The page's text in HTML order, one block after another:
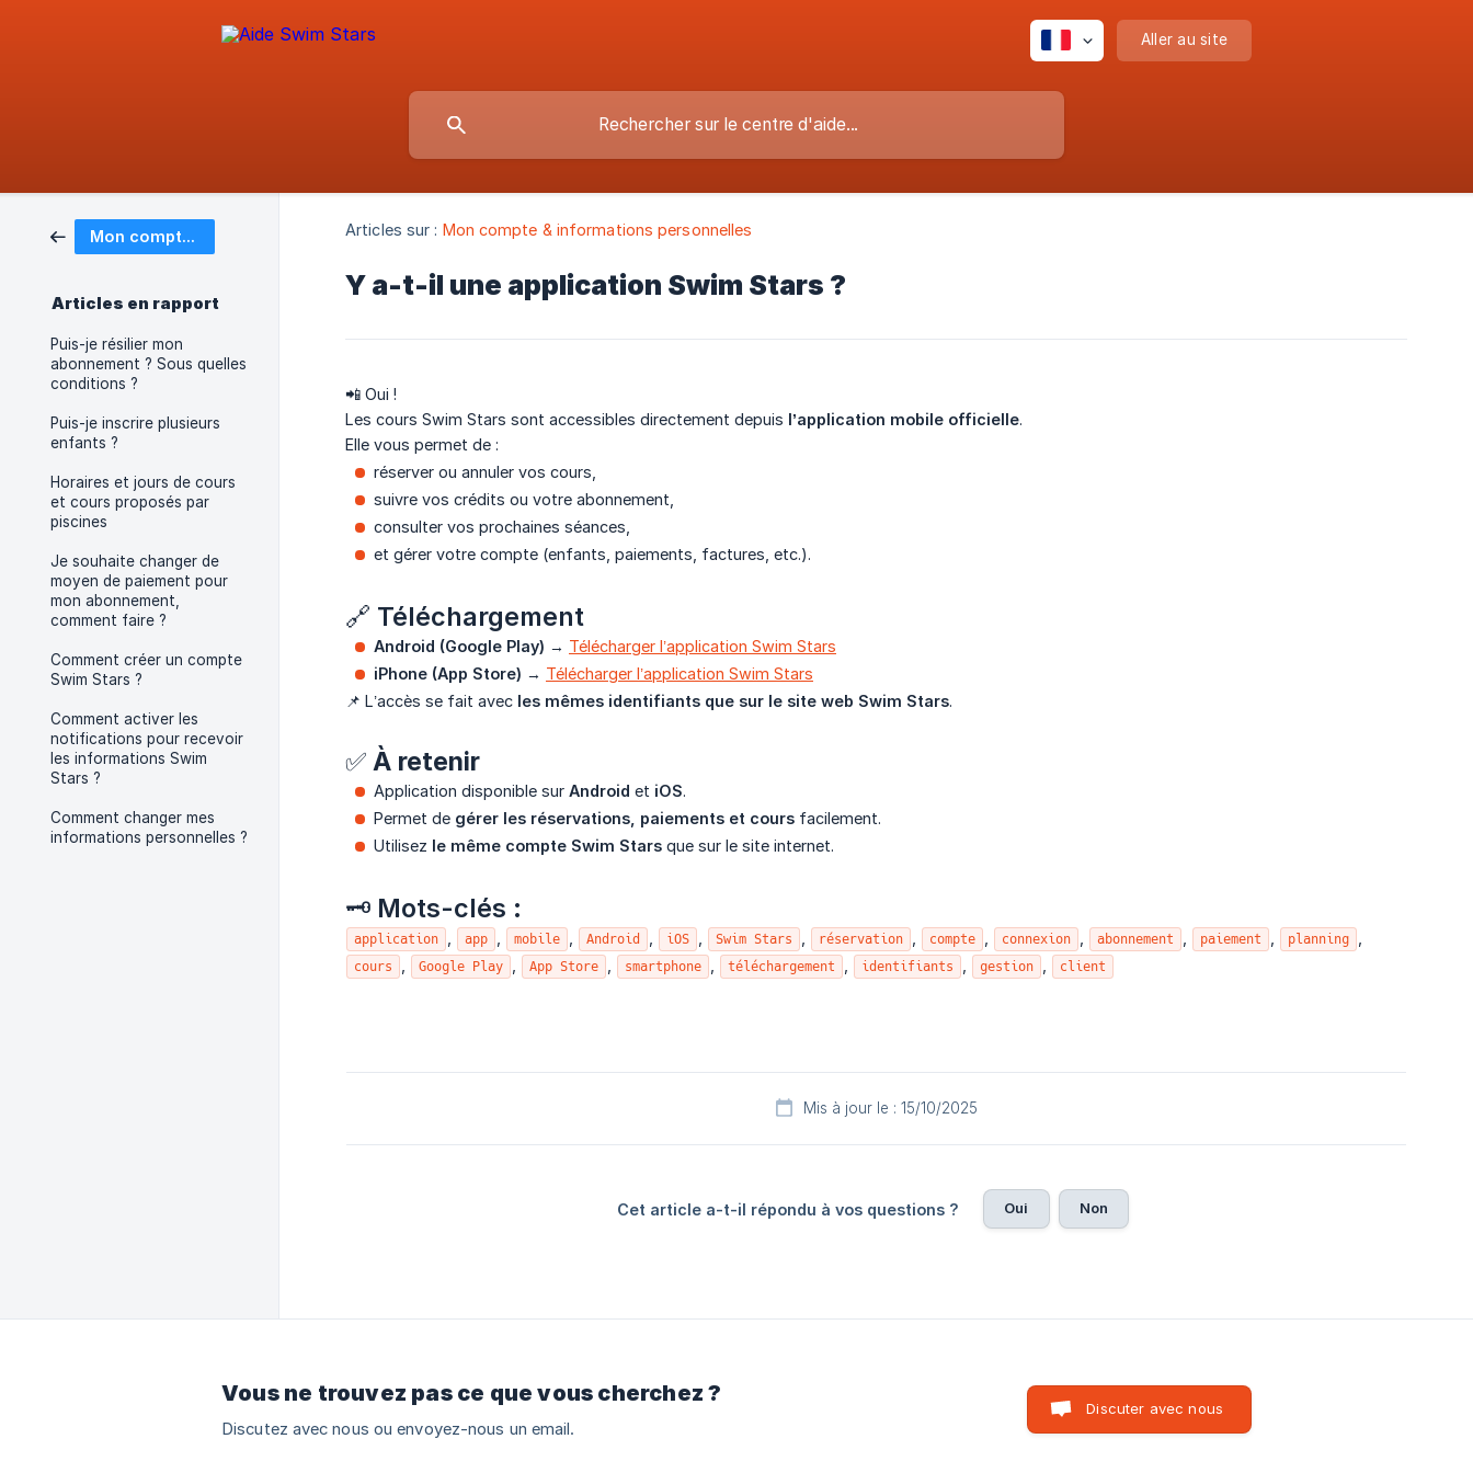
Aller au site
Mon compte & informations personnelles
Articles en rapport
Puis-je résilier mon
abonnement ? Sous quelles
conditions ?
Puis-je inscrire plusieurs
enfants ?
Horaires et jours de cours
et cours proposés par
piscines
Je souhaite changer de
moyen de paiement pour
mon abonnement,
comment faire ?
Comment créer un compte
Swim Stars ?
Comment activer les
notifications pour recevoir
les informations Swim
Stars ?
Comment changer mes
informations personnelles ?
Articles sur : Mon compte & informations personnelles
Y a-t-il une application Swim Stars ?
📲 Oui !
Les cours Swim Stars sont accessibles directement depuis l’application mobile officielle.
Elle vous permet de :
réserver ou annuler vos cours,
suivre vos crédits ou votre abonnement,
consulter vos prochaines séances,
et gérer votre compte (enfants, paiements, factures, etc.).
🔗 Téléchargement
Android (Google Play) → Télécharger l’application Swim Stars
iPhone (App Store) → Télécharger l’application Swim Stars
📌 L’accès se fait avec les mêmes identifiants que sur le site web Swim Stars.
✅ À retenir
Application disponible sur Android et iOS.
Permet de gérer les réservations, paiements et cours facilement.
Utilisez le même compte Swim Stars que sur le site internet.
🗝️ Mots-clés :
application app mobile Android iOS Swim Stars réservation compte connexion abonnement paiement planning
cours Google Play App Store smartphone téléchargement identifiants gestion client
Mis à jour le : 15/10/2025
Cet article a-t-il répondu à vos questions ? Oui Non
Vous ne trouvez pas ce que vous cherchez ?
Discutez avec nous ou envoyez-nous un email.
Discuter avec nous